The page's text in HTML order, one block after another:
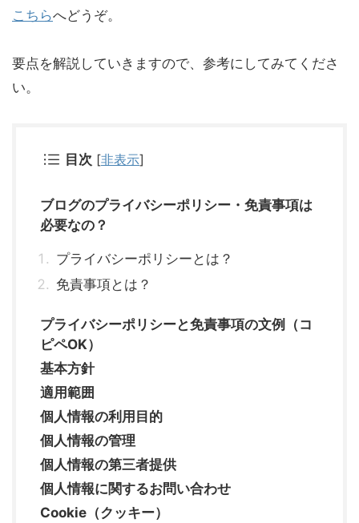
こちらへどうぞ。
要点を解説していきますので、参考にしてみてくださ
い。
目次 [非表示]
ブログのプライバシーポリシー・免責事項は
必要なの？
プライバシーポリシーとは？
免責事項とは？
プライバシーポリシーと免責事項の文例（コ
ピペOK）
基本方針
適用範囲
個人情報の利用目的
個人情報の管理
個人情報の第三者提供
個人情報に関するお問い合わせ
Cookie（クッキー）